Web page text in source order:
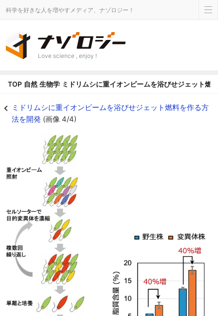
科学を好きな人を増やすメディア、ナゾロジー！
Love science , enjoy !
TOP 自然 生物学 ミドリムシに重イオンビームを浴びせジェット燃
ミドリムシに重イオンビームを浴びせジェット燃料を作る方
法を開発 (画像 4/4)